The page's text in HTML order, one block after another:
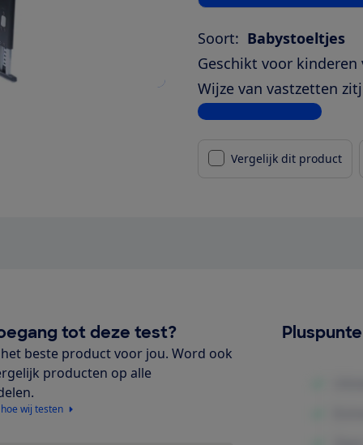
Soort: Babystoeltjes
Geschikt voor kinderen
Wijze van vastzetten
Bekijk alle specificaties
Vergelijk dit product
tot deze test?
beste product voor jou. Word ook
producten op alle
wij testen